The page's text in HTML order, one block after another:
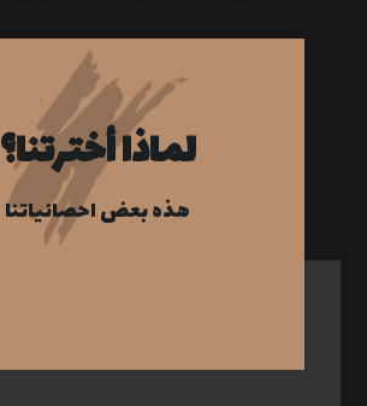
لماذا أخترتنا؟
هذه بعض احصائياتنا